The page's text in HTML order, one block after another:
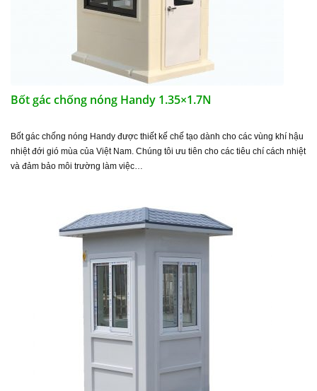
Bốt gác chống nóng Handy 1.35×1.7N
Bốt gác chống nóng Handy được thiết kế chế tạo dành cho các vùng khí hậu
nhiệt đới gió mùa của Việt Nam. Chúng tôi ưu tiên cho các tiêu chí cách nhiệt
và đảm bảo môi trường làm việc…